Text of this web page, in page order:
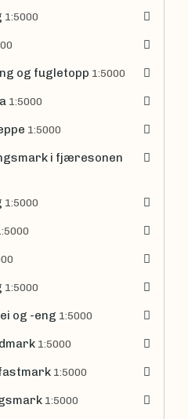
1:5000
og fugletopp 1:5000
1:5000
1:5000
i fjæresonen
1:5000
1:5000
og -eng 1:5000
1:5000
1:5000
1:5000